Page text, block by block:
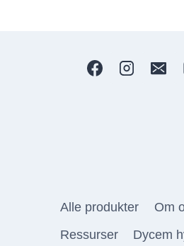
Alle produkter Om
Ressurser
Dycem